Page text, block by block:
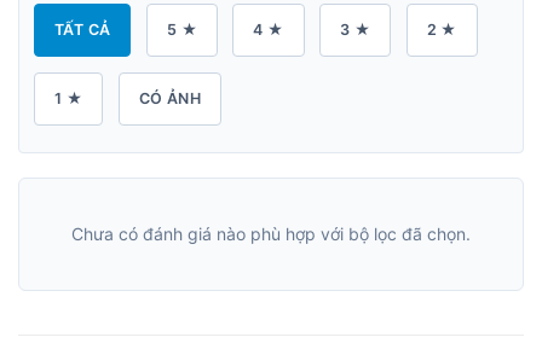
TẤT CẢ 5 ★ 4 ★ 3 ★ 2 ★
1 ★ CÓ ẢNH
Chưa có đánh giá nào phù hợp với bộ lọc đã chọn.